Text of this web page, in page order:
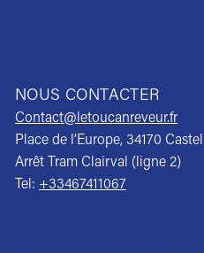
NOUS CONTACTER
Contact@letoucanreveur.fr
Place de l’Europe, 34170
Arrêt Tram Clairval (ligne 2)
Tel: +33467411067